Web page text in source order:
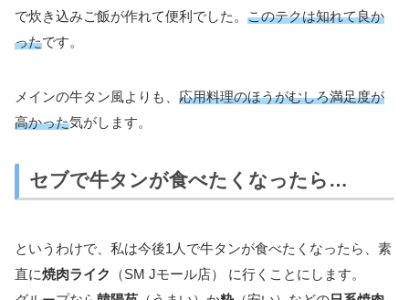
で炊き込みご飯が作れて便利でした。 このテクは知れて良か
ったです。
メインの牛タン風よりも、 応用料理のほうがむしろ満足度が
高かった気がします。
セブで牛タンが食べたくなったら…
というわけで、私は今後1人で牛タンが食べたくなったら、素
直に焼肉ライク
（SM Jモール店） に行くことにします。